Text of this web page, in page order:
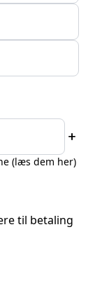
add
(læs dem her)
til betaling